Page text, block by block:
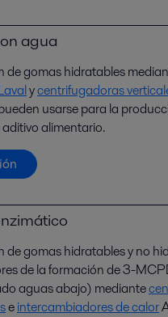
agua
de gomas hidratables
ycentrifugadoras
usarse para la
alimentario.
de gomas hidratables y no
de la formación de 3-
aguas abajo) mediante
eintercambiadores de calor